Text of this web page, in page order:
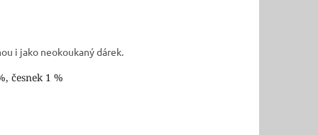
i jako neokoukaný dárek.
česnek 1 %